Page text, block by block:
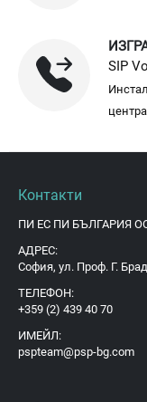
SIP
Контакти
ПИ ЕС ПИ БЪЛГАРИЯ
АДРЕС:
София, ул. Проф. Г.
ТЕЛЕФОН:
+359 (2) 439 40 70
ИМЕЙЛ:
pspteam@psp-bg.com